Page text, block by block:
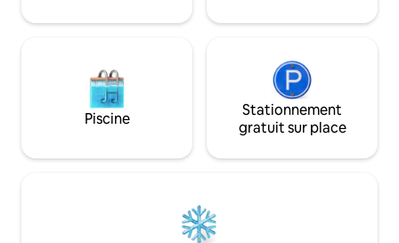
stationnement)...
Piscine
Stationnement
gratuit sur place